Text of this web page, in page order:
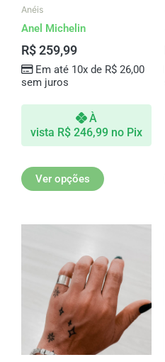
Anéis
Anel Michelin
R$259,99
Em até 10x de R$26,00
sem juros
À
vista R$ 246,99 no Pix
Ver opções
do